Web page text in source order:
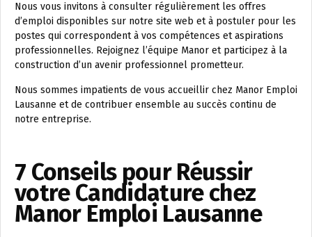
Nous vous invitons à consulter régulièrement les offres
d’emploi disponibles sur notre site web et à postuler pour les
postes qui correspondent à vos compétences et aspirations
professionnelles. Rejoignez l’équipe Manor et participez à la
construction d’un avenir professionnel prometteur.
Nous sommes impatients de vous accueillir chez Manor Emploi
Lausanne et de contribuer ensemble au succès continu de
notre entreprise.
7 Conseils pour Réussir
votre Candidature chez
Manor Emploi Lausanne